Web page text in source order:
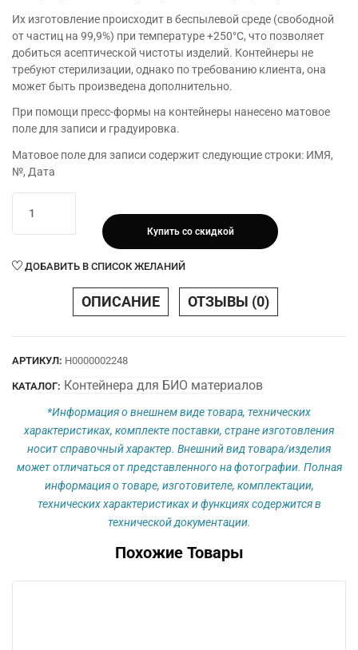
Их изготовление происходит в беспылевой среде (свободной
от частиц на 99,9%) при температуре +250°С, что позволяет
добиться асептической чистоты изделий. Контейнеры не
требуют стерилизации, однако по требованию клиента, она
может быть произведена дополнительно.
При помощи пресс-формы на контейнеры нанесено матовое
поле для записи и градуировка.
Матовое поле для записи содержит следующие строки: ИМЯ,
№, Дата
товара
Контейнер
мл
Купить со скидкой
ДОБАВИТЬ В СПИСОК ЖЕЛАНИЙ
ОПИСАНИЕ ОТЗЫВЫ (0)
АРТИКУЛ: Н0000002248
КАТАЛОГ: Контейнера для БИО материалов
*Информация о внешнем виде товара, технических
характеристиках, комплекте поставки, стране изготовления
носит справочный характер. Внешний вид товара/изделия
может отличаться от представленного на фотографии. Полная
информация о товаре, изготовителе, комплектации,
технических характеристиках и функциях содержится в
технической документации.
Похожие Товары